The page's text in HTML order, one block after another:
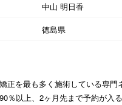
中山 明日香
徳島県
正を最も多く施術している専門
％以上、2ヶ月先まで予約が入